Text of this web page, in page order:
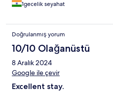
1gecelik seyahat
Doğrulanmış yorum
10/10 Olağanüstü
8 Aralık 2024
Google ile çevir
Excellent stay.